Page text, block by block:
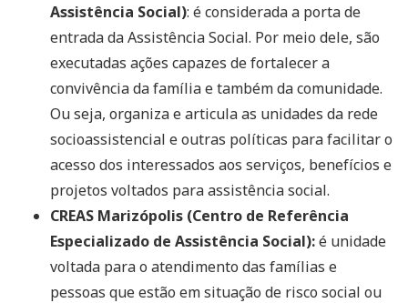
Assistência Social): é considerada a porta de
entrada da Assistência Social. Por meio dele, são
executadas ações capazes de fortalecer a
convivência da família e também da comunidade.
Ou seja, organiza e articula as unidades da rede
socioassistencial e outras políticas para facilitar o
acesso dos interessados aos serviços, benefícios e
projetos voltados para assistência social.
CREAS Marizópolis (Centro de Referência
Especializado de Assistência Social):é unidade
voltada para o atendimento das famílias e
pessoas que estão em situação de risco social ou